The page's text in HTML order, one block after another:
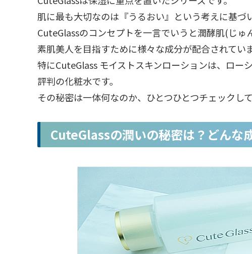
肌に最も大切なのは『うるおい』という考えに基づ
CuteGlassのコンセプトを一言でいうと潤酵肌(じゅ
素肌美人を目指すために様々な成分が配合されていま
特にCuteGlass モイストスキンローションは、ロー
評判の化粧水です。
その秘密は一体何なのか、ひとつひとつチェックし
CuteGlassの潤いの秘密は？どんな